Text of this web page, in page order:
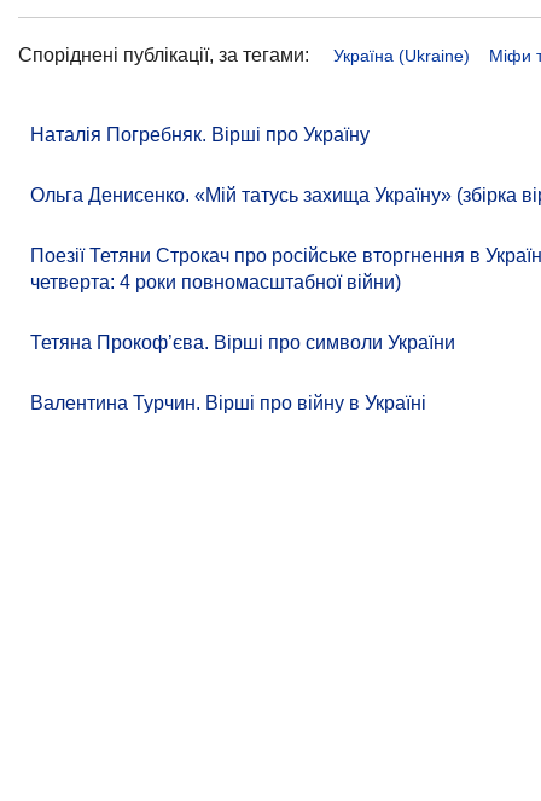
Споріднені публікації, за тегами: Україна (Ukraine) Міфи
Наталія Погребняк. Вірші про Україну
Ольга Денисенко. «Мій татусь захища Україну» (збірка
Поезії Тетяни Строкач про російське вторгнення в
четверта: 4 роки повномасштабної війни)
Тетяна Прокоф’єва. Вірші про символи України
Валентина Турчин. Вірші про війну в Україні